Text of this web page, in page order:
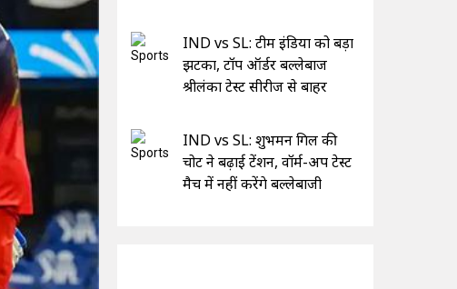
IND vs SL: टीम इंडिया को बड़ा
झटका, टॉप ऑर्डर बल्लेबाज
श्रीलंका टेस्ट सीरीज से बाहर
IND vs SL: शुभमन गिल की
चोट ने बढ़ाई टेंशन, वॉर्म-अप टेस्ट
मैच में नहीं करेंगे बल्लेबाजी